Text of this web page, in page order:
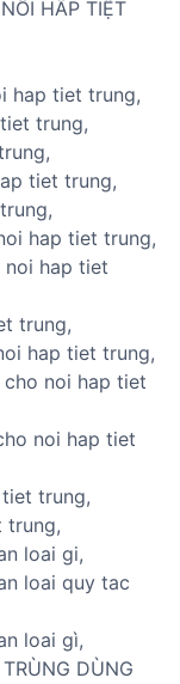
HẤP TIỆT
hap tiet trung,
trung,
tiet trung,
hap tiet trung,
noi hap tiet
trung,
hap tiet trung,
noi hap tiet
noi hap tiet
trung,
trung,
loai gi,
loai quy tac
loai gì,
DÙNG